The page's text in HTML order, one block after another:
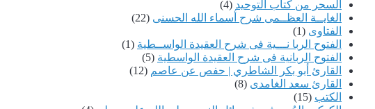
السحر من كتاب التوحيد (4)
الغايــة العظــمى شرح أسماء الله الحسنى (22)
الفتاوى (1)
الفتوح الربا نـــية فى شرح العقيدة الواســطية (1)
الفتوح الربانية فى شرح العقيدة الواسطية (5)
القارئ أبو بكر الشاطري | حفص عن عاصم (12)
القارئ سعد الغامدى (8)
الكتب (15)